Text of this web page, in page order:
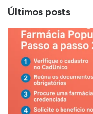
Últimos posts